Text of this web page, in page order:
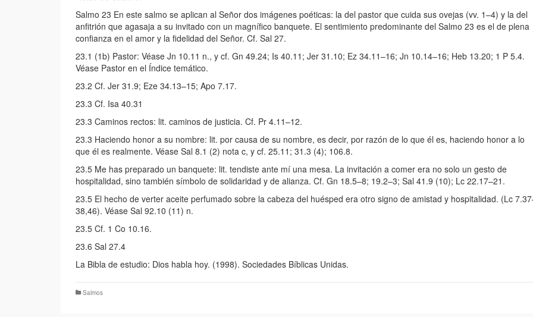
Salmo 23 En este salmo se aplican al Señor dos imágenes poéticas: la del pastor que cuida sus ovejas (vv. 1–4) y la del
anfitrión que agasaja a su invitado con un magnífico banquete. El sentimiento predominante del Salmo 23 es el de plena
confianza en el amor y la fidelidad del Señor. Cf. Sal 27.
23.1 (1b) Pastor: Véase Jn 10.11 n., y cf. Gn 49.24; Is 40.11; Jer 31.10; Ez 34.11–16; Jn 10.14–16; Heb 13.20; 1 P 5.4.
Véase Pastor en el Índice temático.
23.2 Cf. Jer 31.9; Eze 34.13–15; Apo 7.17.
23.3 Cf. Isa 40.31
23.3 Caminos rectos: lit. caminos de justicia. Cf. Pr 4.11–12.
23.3 Haciendo honor a su nombre: lit. por causa de su nombre, es decir, por razón de lo que él es, haciendo honor a lo
que él es realmente. Véase Sal 8.1 (2) nota c, y cf. 25.11; 31.3 (4); 106.8.
23.5 Me has preparado un banquete: lit. tendiste ante mí una mesa. La invitación a comer era no solo un gesto de
hospitalidad, sino también símbolo de solidaridad y de alianza. Cf. Gn 18.5–8; 19.2–3; Sal 41.9 (10); Lc 22.17–21.
23.5 El hecho de verter aceite perfumado sobre la cabeza del huésped era otro signo de amistad y hospitalidad. (Lc
38,46). Véase Sal 92.10 (11) n.
23.5 Cf. 1 Co 10.16.
23.6 Sal 27.4
La Bibla de estudio: Dios habla hoy. (1998). Sociedades Bíblicas Unidas.
Salmos